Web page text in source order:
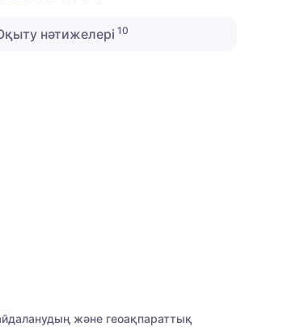
нәтижелері 10
және геоақпараттық